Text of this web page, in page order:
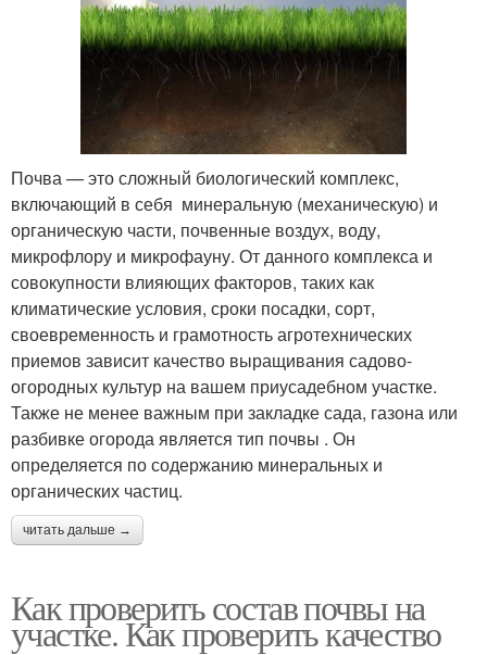
Почва — это сложный биологический комплекс,
включающий в себя минеральную (механическую) и
органическую части, почвенные воздух, воду,
микрофлору и микрофауну. От данного комплекса и
совокупности влияющих факторов, таких как
климатические условия, сроки посадки, сорт,
своевременность и грамотность агротехнических
приемов зависит качество выращивания садово-
огородных культур на вашем приусадебном участке.
Также не менее важным при закладке сада, газона или
разбивке огорода является тип почвы . Он
определяется по содержанию минеральных и
органических частиц.
читать дальше →
Как проверить состав почвы на
участке. Как проверить качество